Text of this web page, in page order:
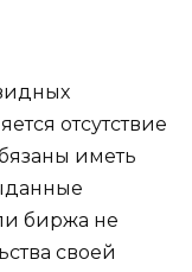
отсутствие
иметь
биржа не
своей